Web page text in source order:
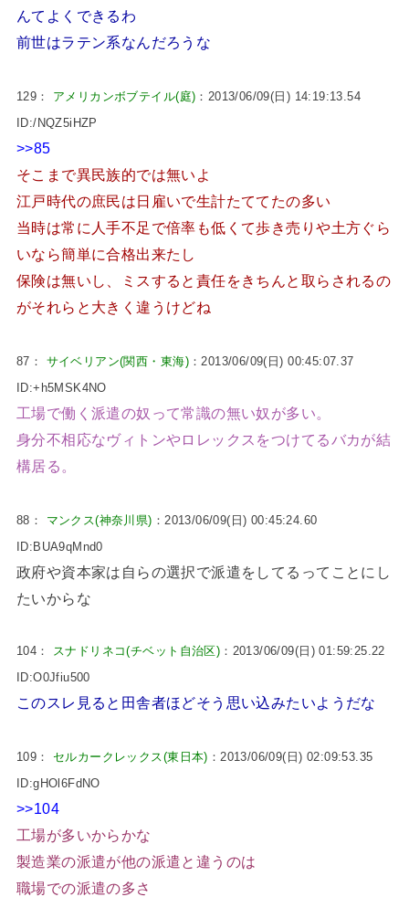
んてよくできるわ
前世はラテン系なんだろうな
129： アメリカンボブテイル(庭) ：2013/06/09(日) 14:19:13.54
ID:/NQZ5iHZP
>>85
そこまで異民族的では無いよ
江戸時代の庶民は日雇いで生計たててたの多い
当時は常に人手不足で倍率も低くて歩き売りや土方ぐら
いなら簡単に合格出来たし
保険は無いし、ミスすると責任をきちんと取らされるの
がそれらと大きく違うけどね
87： サイベリアン(関西・東海)：2013/06/09(日) 00:45:07.37
ID:+h5MSK4NO
工場で働く派遣の奴って常識の無い奴が多い。
身分不相応なヴィトンやロレックスをつけてるバカが結
構居る。
88： マンクス(神奈川県) ：2013/06/09(日) 00:45:24.60
ID:BUA9qMnd0
政府や資本家は自らの選択で派遣をしてるってことにし
たいからな
104： スナドリネコ(チベット自治区) ：2013/06/09(日) 01:59:25.22
ID:O0Jfiu500
このスレ見ると田舎者ほどそう思い込みたいようだな
109： セルカークレックス(東日本) ：2013/06/09(日) 02:09:53.35
ID:gHOl6FdNO
>>104
工場が多いからかな
製造業の派遣が他の派遣と違うのは
職場での派遣の多さ